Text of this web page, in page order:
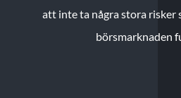
att inte ta några stora risker
börsmarknaden